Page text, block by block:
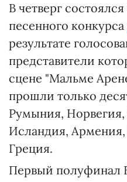
В четверг
песенного конкурса
результате
представители
сцене "Мальме
прошли только
Румыния,
Исландия,
Греция.
Первый полуфинал